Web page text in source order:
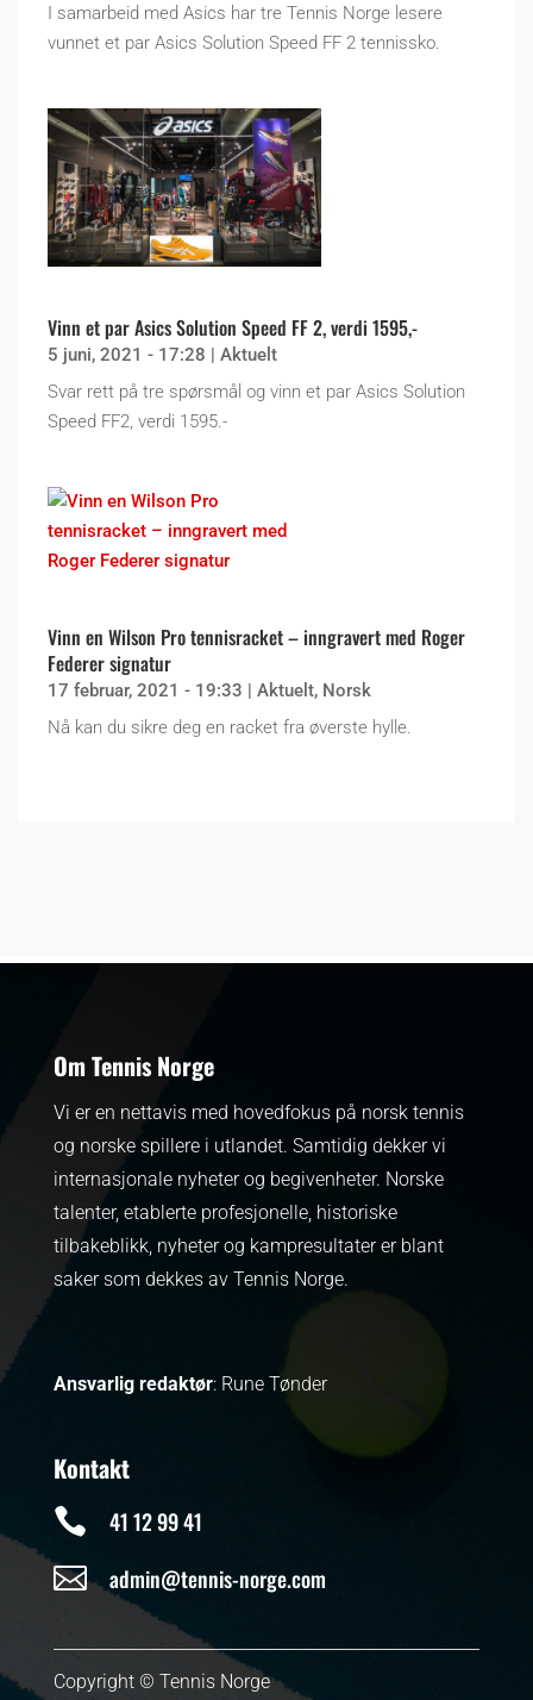
I samarbeid med Asics har tre Tennis Norge lesere
vunnet et par Asics Solution Speed FF 2 tennissko.
Vinn et par Asics Solution Speed FF 2, verdi 1595,-
5 juni, 2021 - 17:28 | Aktuelt
Svar rett på tre spørsmål og vinn et par Asics Solution
Speed FF2, verdi 1595.-
Vinn en Wilson Pro tennisracket – inngravert med Roger
Federer signatur
17 februar, 2021 - 19:33 | Aktuelt, Norsk
Nå kan du sikre deg en racket fra øverste hylle.
Om Tennis Norge
Vi er en nettavis med hovedfokus på norsk tennis
og norske spillere i utlandet. Samtidig dekker vi
internasjonale nyheter og begivenheter. Norske
talenter, etablerte profesjonelle, historiske
tilbakeblikk, nyheter og kampresultater er blant
saker som dekkes av Tennis Norge.
Ansvarlig redaktør: Rune Tønder
Kontakt
 41 12 99 41
 admin@tennis-norge.com
Copyright © Tennis Norge